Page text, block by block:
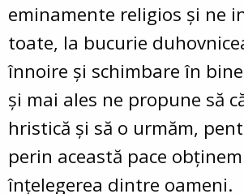
eminamente religios şi ne
toate, la bucurie
înnoire şi schimbare în
și mai ales ne propune să
hristică și să o urmăm,
perin această pace
înțelegerea dintre oameni.